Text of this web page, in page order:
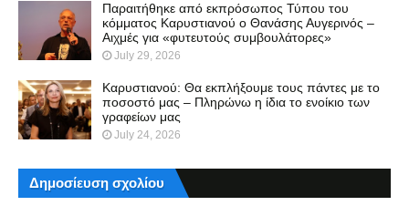
Παραιτήθηκε από εκπρόσωπος Τύπου του
κόμματος Καρυστιανού ο Θανάσης Αυγερινός –
Αιχμές για «φυτευτούς συμβουλάτορες»
July 29, 2026
Καρυστιανού: Θα εκπλήξουμε τους πάντες με το
ποσοστό μας – Πληρώνω η ίδια το ενοίκιο των
γραφείων μας
July 24, 2026
Δημοσίευση σχολίου